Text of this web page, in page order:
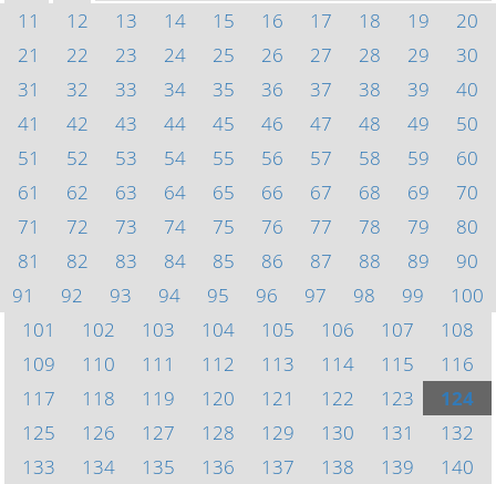
11
12 13 14 15 16 17 18 19
20
21
22 23 24 25 26 27 28 29
30
31
32 33 34 35 36 37 38 39
40
41
42 43 44 45 46 47 48 49
50
51
52 53 54 55 56 57 58 59
60
61
62 63 64 65 66 67 68 69
70
71
72 73 74 75 76 77 78 79
80
81
82 83 84 85 86 87 88 89
90
91
92 93 94 95 96 97 98 99
100
101
102 103 104 105 106 107
108
109
110 111 112 113 114 115
116
117
118 119 120 121 122 123
124
125
126 127 128 129 130 131
132
133
134 135 136 137 138 139
140